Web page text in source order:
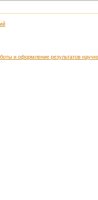
и оформление результатов